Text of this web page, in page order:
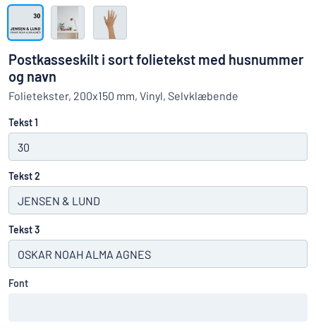
du ikke finde det, du leder efter?
Vis alle kategorier
Log
ind
Privatkunde
Postkasseskilt i sort folietekst med husnummer
og navn
Folietekster, 200x150 mm, Vinyl, Selvklæbende
Tekst 1
Tekst 2
Tekst 3
Font